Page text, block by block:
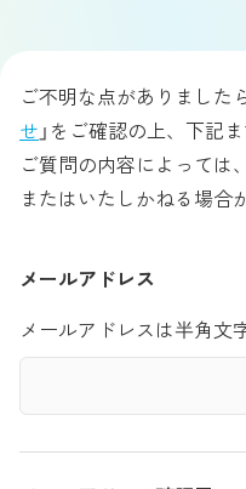
ご不明な点がありました
せ 」をご確認の上、下記
ご質問の内容によっては
またはいたしかねる場合
メールアドレス
メールアドレスは半角文